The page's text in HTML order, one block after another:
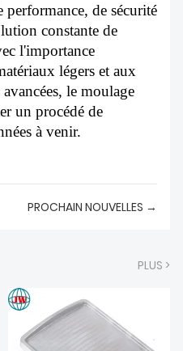
performance, de sécurité
constante de
l'importance
légers et aux
le moulage
un procédé de
à venir.
PROCHAIN NOUVELLES →
PLUS >